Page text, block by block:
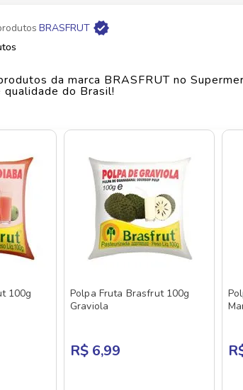
VZ INDUSTRIA DE ALIMENTOS LTDA
7896014410002
BRASFRUT
da marca BRASFRUT no
do Brasil!
encontra uma ampla seleção de produtos
100g
Polpa Fruta Brasfrut 100g
Graviola
R$ 6,99